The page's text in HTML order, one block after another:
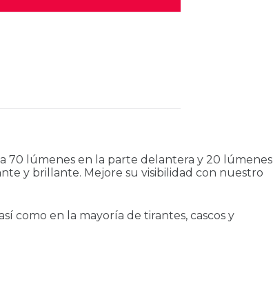
70 lúmenes en la parte delantera y 20 lúmenes
y brillante. Mejore su visibilidad con nuestro
como en la mayoría de tirantes, cascos y